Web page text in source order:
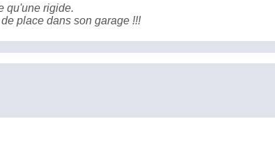
qu'une rigide.
place dans son garage !!!